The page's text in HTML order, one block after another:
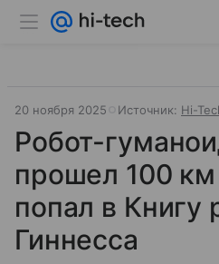
20 ноября 2025 Источник: Hi-
Робот-
прошел 100
попал в Книгу
Гиннесса